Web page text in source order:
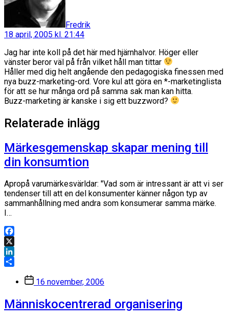
Fredrik
18 april, 2005 kl. 21:44
Jag har inte koll på det här med hjärnhalvor. Höger eller
vänster beror väl på från vilket håll man tittar
Håller med dig helt angående den pedagogiska finessen med
nya buzz-marketing-ord. Vore kul att göra en *-marketinglista
för att se hur många ord på samma sak man kan hitta.
Buzz-marketing är kanske i sig ett buzzword?
Relaterade inlägg
Märkesgemenskap skapar mening till
din konsumtion
Apropå varumärkesvärldar: "Vad som är intressant är att vi ser
tendenser till att en del konsumenter känner någon typ av
sammanhållning med andra som konsumerar samma märke.
I…
Facebook
X
LinkedIn
Inläggsdatum
16 november, 2006
Människocentrerad organisering